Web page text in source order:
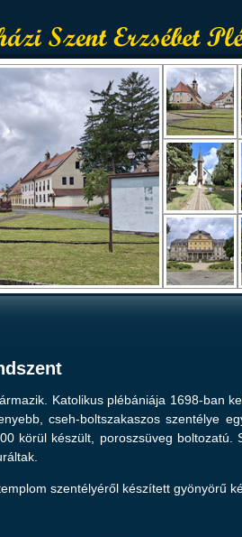
Katolikus plébániája 1698-ban
cseh-boltszakaszos szentélye
körül készült, poroszsüveg
szentélyéről készített gyönyörű